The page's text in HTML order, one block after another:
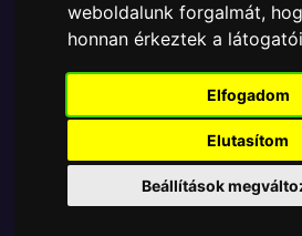
weboldalunk forgalmát,
honnan érkeztek a
Elfogadom
Elutasítom
Beállítások
TOVÁBB A VÁSÁRLÁSRA
Tetszik? Osszd meg másokkal!